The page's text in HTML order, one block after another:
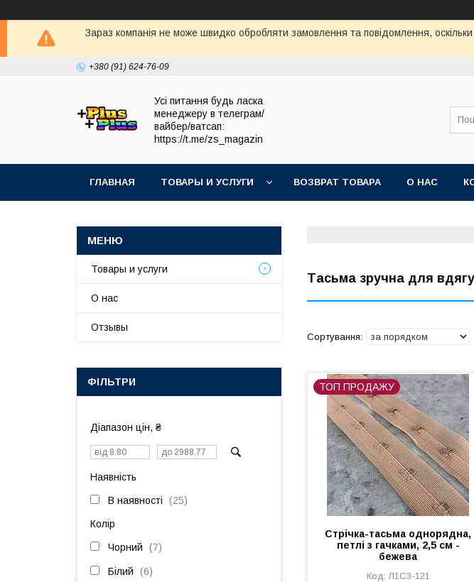
Зараз компанія не може швидко обробляти замовлення та повідомлення,
+380 (91) 624-76-09
Усі питання будь ласка
менеджеру в телеграм/
вайбер/ватсап:
https://t.me/zs_magazin
ГЛАВНАЯ ТОВАРЫ И УСЛУГИ ВОЗВРАТ ТОВАРА О НАС
Тасьма зручна для вдягу
ТОП ПРОДАЖУ
Стрічка-тасьма однорядна,
петлі з гачками, 2,5 см -
бежева
Л1С3-121
Товары и услуги
О нас
Отзывы
ФІЛЬТРИ
Діапазон цін, ₴
Наявність
В наявності 25
Колір
Чорний 7
Білий 6